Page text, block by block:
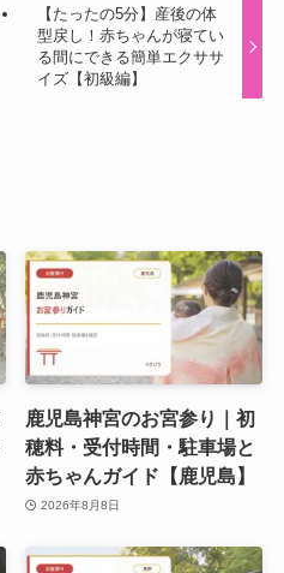
【たったの5分】産後の体
型戻し！赤ちゃんが寝てい
る間にできる簡単エクササ
イズ【初級編】
鹿児島神宮のお宮参り｜初
穂料・受付時間・駐車場と
赤ちゃんガイド【鹿児島】
2026年8月8日